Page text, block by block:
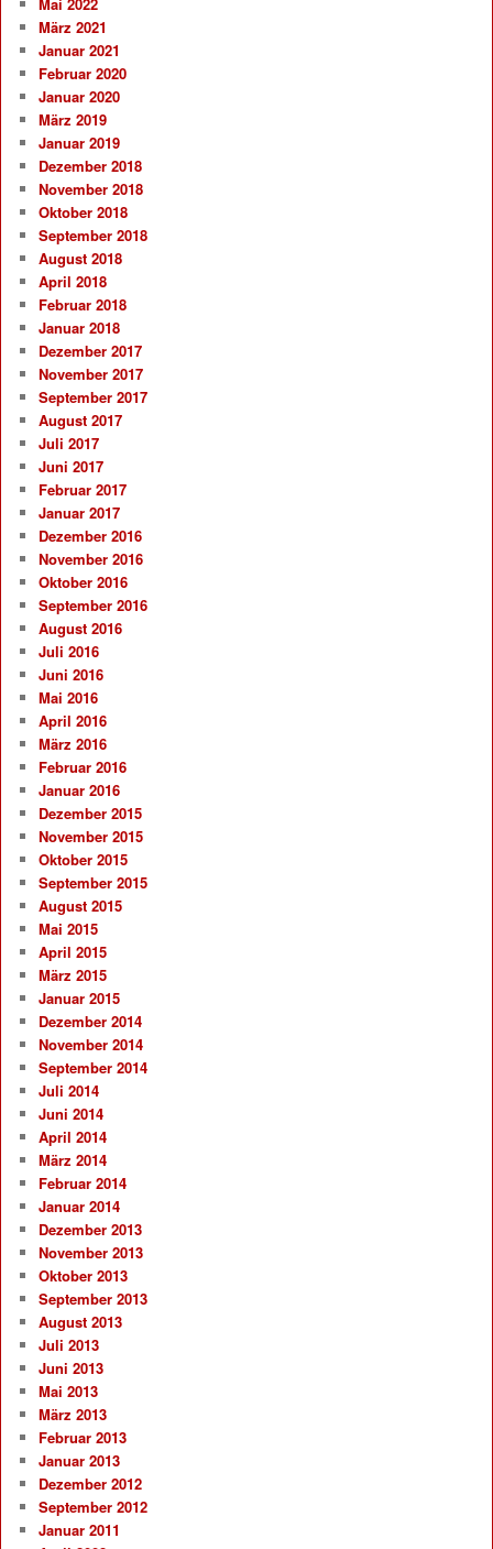
März 2021
Januar 2021
Februar 2020
Januar 2020
März 2019
Januar 2019
Dezember 2018
November 2018
Oktober 2018
September 2018
August 2018
April 2018
Februar 2018
Januar 2018
Dezember 2017
November 2017
September 2017
August 2017
Juli 2017
Juni 2017
Februar 2017
Januar 2017
Dezember 2016
November 2016
Oktober 2016
September 2016
August 2016
Juli 2016
Juni 2016
Mai 2016
April 2016
März 2016
Februar 2016
Januar 2016
Dezember 2015
November 2015
Oktober 2015
September 2015
August 2015
Mai 2015
April 2015
März 2015
Januar 2015
Dezember 2014
November 2014
September 2014
Juli 2014
Juni 2014
April 2014
März 2014
Februar 2014
Januar 2014
Dezember 2013
November 2013
Oktober 2013
September 2013
August 2013
Juli 2013
Juni 2013
Mai 2013
März 2013
Februar 2013
Januar 2013
Dezember 2012
September 2012
Januar 2011